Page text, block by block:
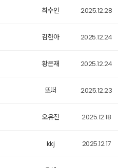
최수인 2025.12.28
김한아 2025.12.24
황은재 2025.12.24
또떠 2025.12.23
오유진 2025.12.18
kkj 2025.12.17